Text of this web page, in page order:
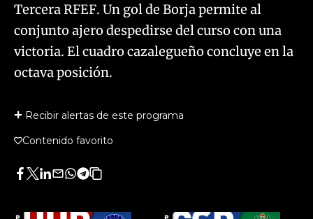
Tercera RFEF. Un gol de Borja permite al
conjunto ajero despedirse del curso con una
victoria. El cuadro cazalegueño concluye en la
octava posición.
Recibir alertas de este programa
Contenido favorito
Facebook
Twitter
LinkedIn
Enviar
Whatsapp
Telegram
Copiar
artículo